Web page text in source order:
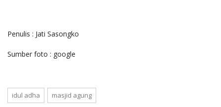
Penulis : Jati Sasongko
Sumber foto : google
idul adha masjid agung